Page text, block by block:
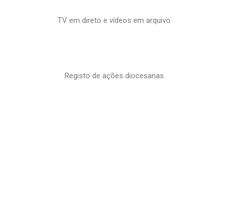
TV em direto e vídeos em arquivo
Registo de ações diocesanas